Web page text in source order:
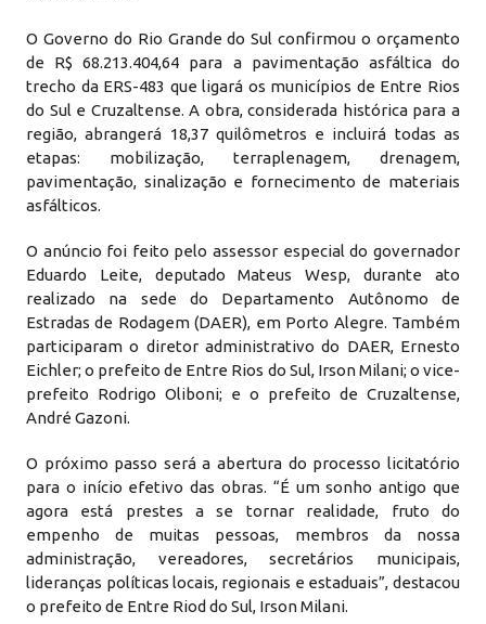
O Governo do Rio Grande do Sul confirmou o orçamento
de R$ 68.213.404,64 para a pavimentação asfáltica do
trecho da ERS-483 que ligará os municípios de Entre Rios
do Sul e Cruzaltense. A obra, considerada histórica para a
região, abrangerá 18,37 quilômetros e incluirá todas as
etapas: mobilização, terraplenagem, drenagem,
pavimentação, sinalização e fornecimento de materiais
asfálticos.
O anúncio foi feito pelo assessor especial do governador
Eduardo Leite, deputado Mateus Wesp, durante ato
realizado na sede do Departamento Autônomo de
Estradas de Rodagem (DAER), em Porto Alegre. Também
participaram o diretor administrativo do DAER, Ernesto
Eichler; o prefeito de Entre Rios do Sul, Irson Milani; o vice-
prefeito Rodrigo Oliboni; e o prefeito de Cruzaltense,
André Gazoni.
O próximo passo será a abertura do processo licitatório
para o início efetivo das obras. “É um sonho antigo que
agora está prestes a se tornar realidade, fruto do
empenho de muitas pessoas, membros da nossa
administração, vereadores, secretários municipais,
lideranças políticas locais, regionais e estaduais”, destacou
o prefeito de Entre Riod do Sul, Irson Milani.